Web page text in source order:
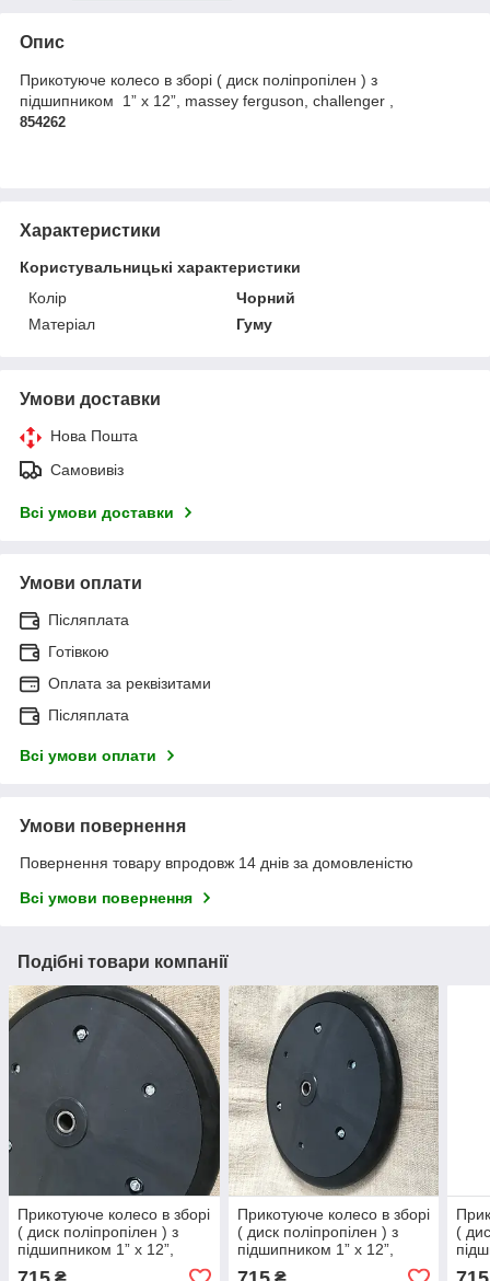
Опис
Прикотуюче колесо в зборі ( диск поліпропілен ) з
підшипником 1” x 12”, massey ferguson, challenger ,
854262
Характеристики
Користувальницькі характеристики
Колір
Чорний
Матеріал
Гуму
Умови доставки
Нова Пошта
Самовивіз
Всі умови доставки
Умови оплати
Післяплата
Готівкою
Оплата за реквізитами
Післяплата
Всі умови оплати
Умови повернення
Повернення товару впродовж 14 днів за домовленістю
Всі умови повернення
Подібні товари компанії
Прикотуюче колесо в зборі
( диск поліпропілен ) з
підшипником 1” x 12”,
Kinze ,GA6434
Прикотуюче колесо в зборі
( диск поліпропілен ) з
підшипником 1” x 12”,
Monosem, 7074.2
(